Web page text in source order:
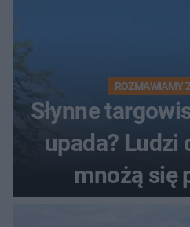
ROZMAWIAMY
Słynne
upada? Ludzi
mnożą się